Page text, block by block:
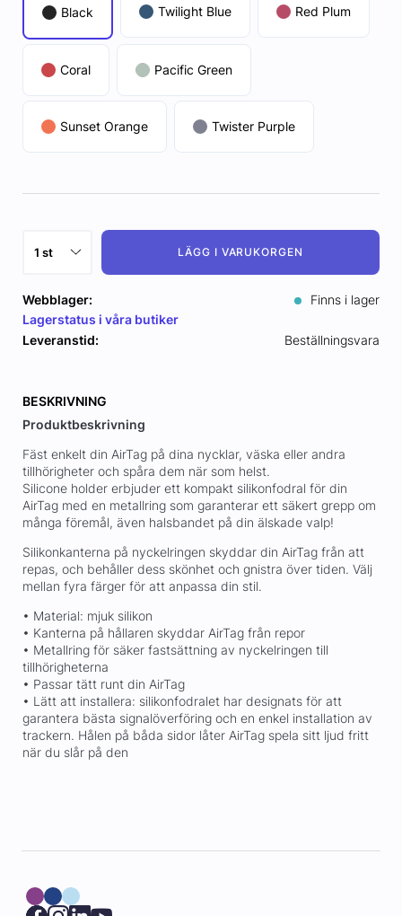
Black Twilight Blue Red Plum
Coral Pacific Green
Sunset Orange Twister Purple
LÄGG I VARUKORGEN
Webblager:
Finns i lager
Lagerstatus i våra butiker
Leveranstid:
Beställningsvara
BESKRIVNING
Produktbeskrivning
Fäst enkelt din AirTag på dina nycklar, väska eller andra
tillhörigheter och spåra dem när som helst.
Silicone holder erbjuder ett kompakt silikonfodral för din
AirTag med en metallring som garanterar ett säkert grepp om
många föremål, även halsbandet på din älskade valp!
Silikonkanterna på nyckelringen skyddar din AirTag från att
repas, och behåller dess skönhet och gnistra över tiden. Välj
mellan fyra färger för att anpassa din stil.
• Material: mjuk silikon
• Kanterna på hållaren skyddar AirTag från repor
• Metallring för säker fastsättning av nyckelringen till
tillhörigheterna
• Passar tätt runt din AirTag
• Lätt att installera: silikonfodralet har designats för att
garantera bästa signalöverföring och en enkel installation av
trackern. Hålen på båda sidor låter AirTag spela sitt ljud fritt
när du slår på den